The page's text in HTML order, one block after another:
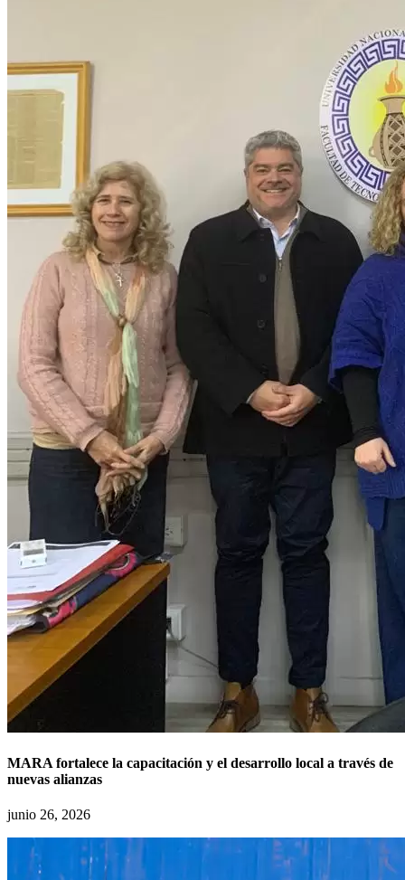
MARA fortalece la capacitación y el desarrollo local a través de
nuevas alianzas
junio 26, 2026